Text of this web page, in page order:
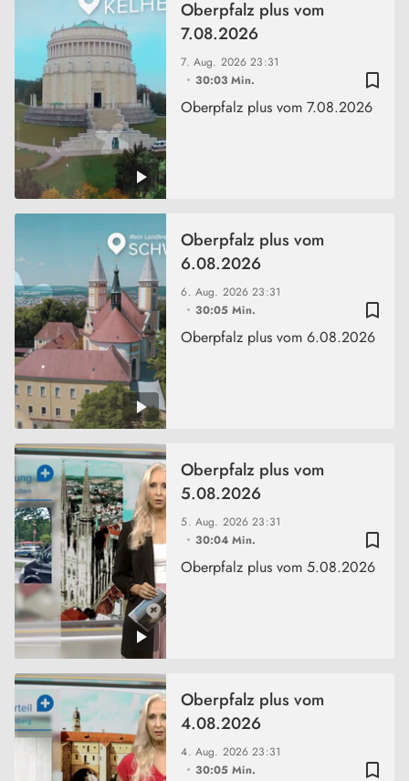
bookmark_border
7. Aug. 202623:31
30:03 Min.
Oberpfalz plus vom
7.08.2026
Oberpfalz plus vom 7.08.2026
bookmark_border
6. Aug. 202623:31
30:05 Min.
Oberpfalz plus vom
6.08.2026
Oberpfalz plus vom 6.08.2026
bookmark_border
5. Aug. 202623:31
30:04 Min.
Oberpfalz plus vom
5.08.2026
Oberpfalz plus vom 5.08.2026
bookmark_border
4. Aug. 202623:31
30:05 Min.
Oberpfalz plus vom
4.08.2026